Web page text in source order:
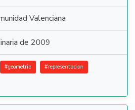
Valenciana
de 2009
#geometria #representacion